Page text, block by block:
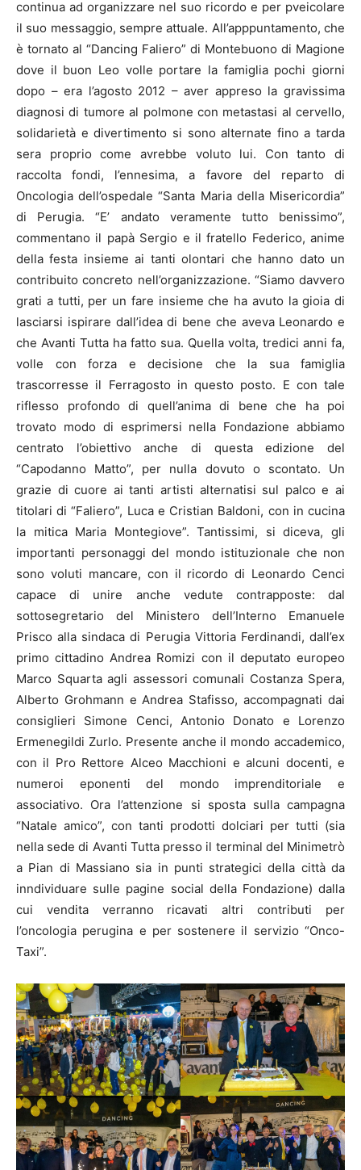
continua ad organizzare nel suo ricordo e per pveicolare
il suo messaggio, sempre attuale. All’apppuntamento, che
è tornato al “Dancing Faliero” di Montebuono di Magione
dove il buon Leo volle portare la famiglia pochi giorni
dopo – era l’agosto 2012 – aver appreso la gravissima
diagnosi di tumore al polmone con metastasi al cervello,
solidarietà e divertimento si sono alternate fino a tarda
sera proprio come avrebbe voluto lui. Con tanto di
raccolta fondi, l’ennesima, a favore del reparto di
Oncologia dell’ospedale “Santa Maria della Misericordia”
di Perugia. “E’ andato veramente tutto benissimo”,
commentano il papà Sergio e il fratello Federico, anime
della festa insieme ai tanti olontari che hanno dato un
contribuito concreto nell’organizzazione. “Siamo davvero
grati a tutti, per un fare insieme che ha avuto la gioia di
lasciarsi ispirare dall’idea di bene che aveva Leonardo e
che Avanti Tutta ha fatto sua. Quella volta, tredici anni fa,
volle con forza e decisione che la sua famiglia
trascorresse il Ferragosto in questo posto. E con tale
riflesso profondo di quell’anima di bene che ha poi
trovato modo di esprimersi nella Fondazione abbiamo
centrato l’obiettivo anche di questa edizione del
“Capodanno Matto”, per nulla dovuto o scontato. Un
grazie di cuore ai tanti artisti alternatisi sul palco e ai
titolari di “Faliero”, Luca e Cristian Baldoni, con in cucina
la mitica Maria Montegiove”. Tantissimi, si diceva, gli
importanti personaggi del mondo istituzionale che non
sono voluti mancare, con il ricordo di Leonardo Cenci
capace di unire anche vedute contrapposte: dal
sottosegretario del Ministero dell’Interno Emanuele
Prisco alla sindaca di Perugia Vittoria Ferdinandi, dall’ex
primo cittadino Andrea Romizi con il deputato europeo
Marco Squarta agli assessori comunali Costanza Spera,
Alberto Grohmann e Andrea Stafisso, accompagnati dai
consiglieri Simone Cenci, Antonio Donato e Lorenzo
Ermenegildi Zurlo. Presente anche il mondo accademico,
con il Pro Rettore Alceo Macchioni e alcuni docenti, e
numeroi eponenti del mondo imprenditoriale e
associativo. Ora l’attenzione si sposta sulla campagna
“Natale amico”, con tanti prodotti dolciari per tutti (sia
nella sede di Avanti Tutta presso il terminal del Minimetrò
a Pian di Massiano sia in punti strategici della città da
inndividuare sulle pagine social della Fondazione) dalla
cui vendita verranno ricavati altri contributi per
l’oncologia perugina e per sostenere il servizio “Onco-
Taxi”.